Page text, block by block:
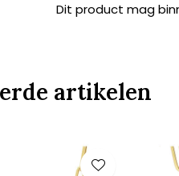
Dit product mag
artikelen